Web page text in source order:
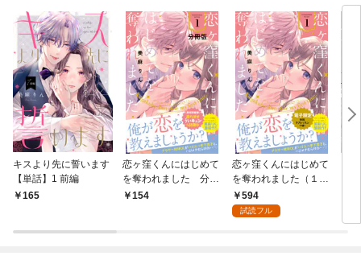
キスより先に誓います
【単話】1 前編
165
恋ヶ窪くんにはじめて
を奪われました 分冊
版（１）
154
恋ヶ窪くんにはじめて
を奪われました（１）
【電子限定：特別ラ
ブレッスン描きおろし
594
試読フル